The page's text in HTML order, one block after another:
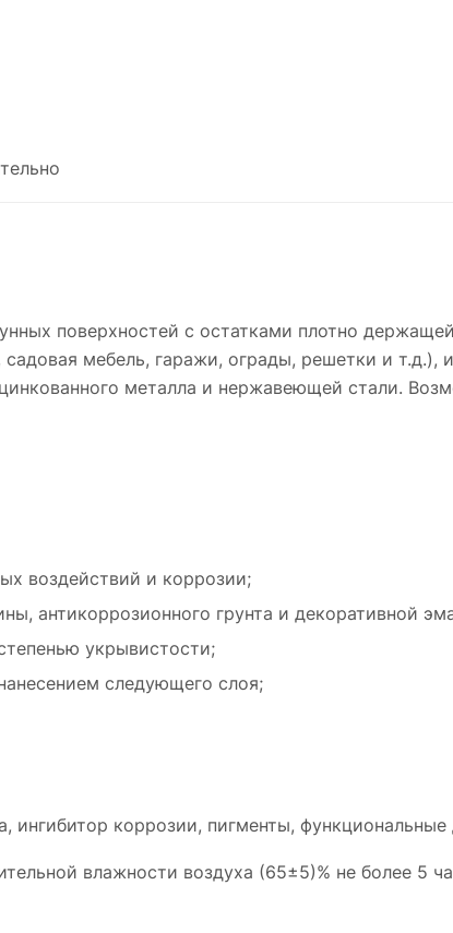
поверхностей с остатками плотно
мебель, гаражи, ограды, решетки и
металла и нержавеющей стали.
воздействий и коррозии;
антикоррозионного грунта и декоративной
укрывистости;
следующего слоя;
ингибитор коррозии, пигменты, функциональные
влажности воздуха (65±5)% не более 5